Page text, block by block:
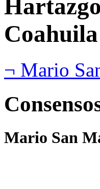
Coahuila
¬ Mario
Mario San